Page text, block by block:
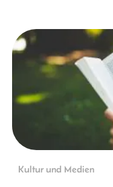
Kultur und Medien